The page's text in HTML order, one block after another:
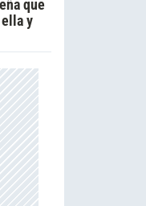
que
y